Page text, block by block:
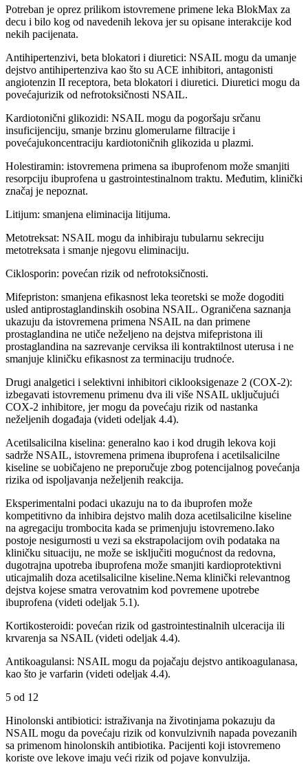
Potreban je oprez prilikom istovremene primene leka BlokMax za
decu i bilo kog od navedenih lekova jer su opisane interakcije kod
nekih pacijenata.
Antihipertenzivi, beta blokatori i diuretici: NSAIL mogu da umanje
dejstvo antihipertenziva kao što su ACE inhibitori, antagonisti
angiotenzin II receptora, beta blokatori i diuretici. Diuretici mogu da
povećajurizik od nefrotoksičnosti NSAIL.
Kardiotonični glikozidi: NSAIL mogu da pogoršaju srčanu
insuficijenciju, smanje brzinu glomerularne filtracije i
povećajukoncentraciju kardiotoničnih glikozida u plazmi.
Holestiramin: istovremena primena sa ibuprofenom može smanjiti
resorpciju ibuprofena u gastrointestinalnom traktu. Međutim, klinički
značaj je nepoznat.
Litijum: smanjena eliminacija litijuma.
Metotreksat: NSAIL mogu da inhibiraju tubularnu sekreciju
metotreksata i smanje njegovu eliminaciju.
Ciklosporin: povećan rizik od nefrotoksičnosti.
Mifepriston: smanjena efikasnost leka teoretski se može dogoditi
usled antiprostaglandinskih osobina NSAIL. Ograničena saznanja
ukazuju da istovremena primena NSAIL na dan primene
prostaglandina ne utiče neželjeno na dejstva mifepristona ili
prostaglandina na sazrevanje cerviksa ili kontraktilnost uterusa i ne
smanjuje kliničku efikasnost za terminaciju trudnoće.
Drugi analgetici i selektivni inhibitori ciklooksigenaze 2 (COX-2):
izbegavati istovremenu primenu dva ili više NSAIL uključujući
COX-2 inhibitore, jer mogu da povećaju rizik od nastanka
neželjenih događaja (videti odeljak 4.4).
Acetilsalicilna kiselina: generalno kao i kod drugih lekova koji
sadrže NSAIL, istovremena primena ibuprofena i acetilsalicilne
kiseline se uobičajeno ne preporučuje zbog potencijalnog povećanja
rizika od ispoljavanja neželjenih reakcija.
Eksperimentalni podaci ukazuju na to da ibuprofen može
kompetitivno da inhibira dejstvo malih doza acetilsalicilne kiseline
na agregaciju trombocita kada se primenjuju istovremeno.Iako
postoje nesigurnosti u vezi sa ekstrapolacijom ovih podataka na
kliničku situaciju, ne može se isključiti mogućnost da redovna,
dugotrajna upotreba ibuprofena može smanjiti kardioprotektivni
uticajmalih doza acetilsalicilne kiseline.Nema klinički relevantnog
dejstva kojese smatra verovatnim kod povremene upotrebe
ibuprofena (videti odeljak 5.1).
Kortikosteroidi: povećan rizik od gastrointestinalnih ulceracija ili
krvarenja sa NSAIL (videti odeljak 4.4).
Antikoagulansi: NSAIL mogu da pojačaju dejstvo antikoagulanasa,
kao što je varfarin (videti odeljak 4.4).
5 od 12
Hinolonski antibiotici: istraživanja na životinjama pokazuju da
NSAIL mogu da povećaju rizik od konvulzivnih napada povezanih
sa primenom hinolonskih antibiotika. Pacijenti koji istovremeno
koriste ove lekove imaju veći rizik od pojave konvulzija.